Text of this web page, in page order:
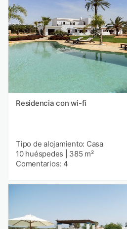
Residencia con wi-fi
Tipo de alojamiento: Casa
10 huéspedes
385 m²
Comentarios: 4